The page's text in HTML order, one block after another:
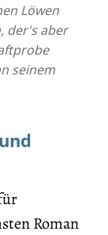
Löwen
der's aber
seinem
Ro­man